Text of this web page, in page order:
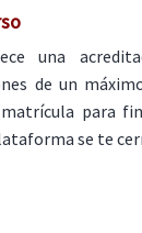
una
de un
para
se te